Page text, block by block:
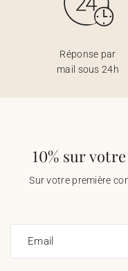
Réponse par
mail sous 24h
10% sur
Sur votre première
Email